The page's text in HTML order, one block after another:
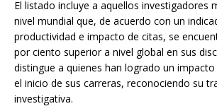
El listado incluye a aquellos investigadores
nivel mundial que, de acuerdo con un
productividad e impacto de citas, se
por ciento superior a nivel global en sus
distingue a quienes han logrado un
el inicio de sus carreras, reconociendo su
investigativa.